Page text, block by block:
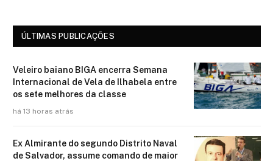
ÚLTIMAS PUBLICAÇÕES
Veleiro baiano BIGA encerra Semana
Internacional de Vela de Ilhabela entre
os sete melhores da classe
há 13 horas atrás
Ex Almirante do segundo Distrito Naval
de Salvador, assume comando de maior